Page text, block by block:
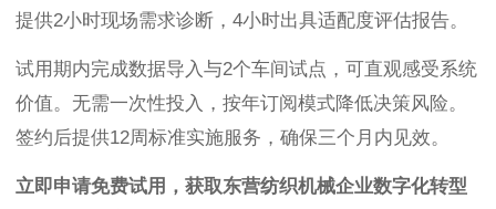
提供2小时现场需求诊断，4小时出具适配度评估报告。
试用期内完成数据导入与2个车间试点，可直观感受系统
价值。无需一次性投入，按年订阅模式降低决策风险。
签约后提供12周标准实施服务，确保三个月内见效。
立即申请免费试用，获取东营纺织机械企业数字化转型